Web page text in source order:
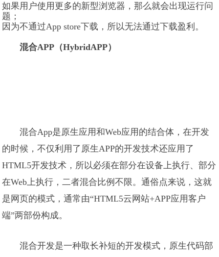
如果用户使用更多的新型浏览器，那么就会出现运行问
题；
因为不通过App store下载，所以无法通过下载盈利。
混合APP（HybridAPP）
混合App是原生应用和Web应用的结合体，在开发
的时候，不仅利用了原生APP的开发技术还应用了
HTML5开发技术，所以必须在部分在设备上执行、部分
在Web上执行，二者混合比例不限。通俗点来说，这就
是网页的模式，通常由“HTML5云网站+APP应用客户
端”两部份构成。
混合开发是一种取长补短的开发模式，原生代码部